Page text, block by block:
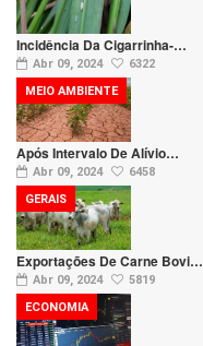
Incidência Da Cigarrinha-…
Abr 09, 2024 6322
Após Intervalo De Alívio…
Abr 09, 2024 6458
MEIO AMBIENTE
Exportações De Carne Bovi…
Abr 09, 2024 5819
GERAIS
ECONOMIA